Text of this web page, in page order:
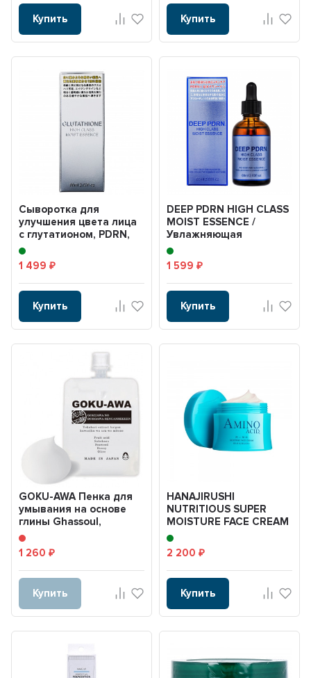
Купить Купить
Cыворотка для
улучшения цвета лица
с глутатионом, PDRN,
нанокерамидами,
факто...
1 499₽
Купить
DEEP PDRN HIGH CLASS
MOIST ESSENCE /
Увлажняющая
омолаживающая
сыворотка с PD...
1 599 ₽
Купить
GOKU-AWA Пенка для
умывания на основе
глины Ghassoul,
фруктовых кислот и
морс...
1 260₽
Купить
HANAJIRUSHI
NUTRITIOUS SUPER
MOISTURE FACE CREAM
80g/ Интенсивный
увлажняющий...
2 200 ₽
Купить